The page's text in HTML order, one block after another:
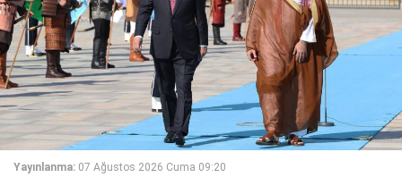
Yayınlanma: 07 Ağustos 2026 Cuma 09:20